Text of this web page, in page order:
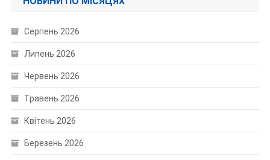
Серпень 2026
Липень 2026
Червень 2026
Травень 2026
Квітень 2026
Березень 2026